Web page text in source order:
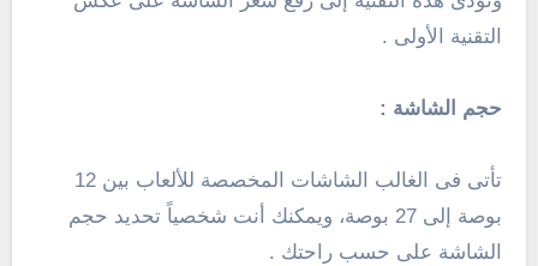
التقنية الأولى .
حجم الشاشة :
تأتى فى الغالب الشاشات المخصصة للألعاب بين 12
بوصة إلى 27 بوصة، ويمكنك أنت شخصياً تحديد حجم
الشاشة على حسب راحتك .